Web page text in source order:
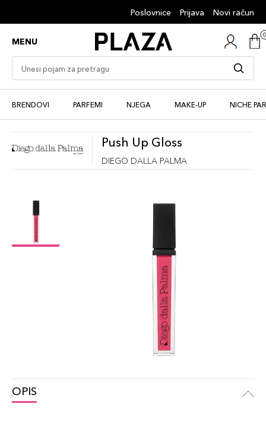
Poslovnice Prijava Novi račun
MENU
BRENDOVI PARFEMI NJEGA MAKE-UP NICHE
Push Up Gloss
DIEGO DALLA PALMA
OPIS